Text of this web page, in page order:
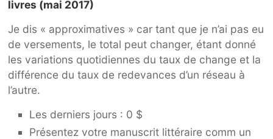
livres (mai 2017)
Je dis « approximatives » car tant que je n’ai pas eu
de versements, le total peut changer, étant donné
les variations quotidiennes du taux de change et la
différence du taux de redevances d’un réseau à
l’autre.
Les derniers jours : 0 $
Présentez votre manuscrit littéraire comm un